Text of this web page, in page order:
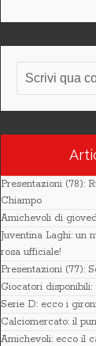
Presentazioni (78):
Chiampo
Amichevoli di
Juventina Laghi: un
rosa ufficiale!
Presentazioni (77):
Giocatori
Serie D: ecco i
Calciomercato: il
Amichevoli: ecco il